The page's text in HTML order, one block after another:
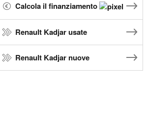
Calcola il finanziamento
Renault Kadjar usate
Renault Kadjar nuove